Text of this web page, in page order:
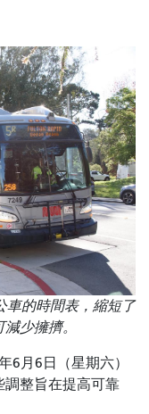
車的時間表，縮短了
少擁擠。
6月6日（星期六）
調整旨在提高可靠